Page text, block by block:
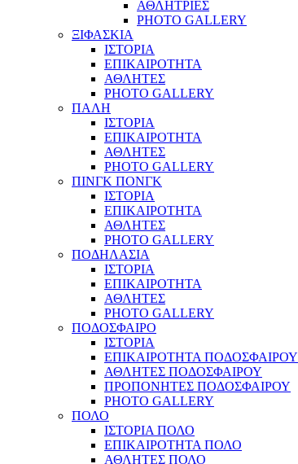
ΑΘΛΗΤΡΙΕΣ
PHOTO GALLERY
ΞΙΦΑΣΚΙΑ
ΙΣΤΟΡΙΑ
ΕΠΙΚΑΙΡΟΤΗΤΑ
ΑΘΛΗΤΕΣ
PHOTO GALLERY
ΠΑΛΗ
ΙΣΤΟΡΙΑ
ΕΠΙΚΑΙΡΟΤΗΤΑ
ΑΘΛΗΤΕΣ
PHOTO GALLERY
ΠΙΝΓΚ ΠΟΝΓΚ
ΙΣΤΟΡΙΑ
ΕΠΙΚΑΙΡΟΤΗΤΑ
ΑΘΛΗΤΕΣ
PHOTO GALLERY
ΠΟΔΗΛΑΣΙΑ
ΙΣΤΟΡΙΑ
ΕΠΙΚΑΙΡΟΤΗΤΑ
ΑΘΛΗΤΕΣ
PHOTO GALLERY
ΠΟΔΟΣΦΑΙΡΟ
ΙΣΤΟΡΙΑ
ΕΠΙΚΑΙΡΟΤΗΤΑ ΠΟΔΟΣΦΑΙΡΟΥ
ΑΘΛΗΤΕΣ ΠΟΔΟΣΦΑΙΡΟΥ
ΠΡΟΠΟΝΗΤΕΣ ΠΟΔΟΣΦΑΙΡΟΥ
PHOTO GALLERY
ΠΟΛΟ
ΙΣΤΟΡΙΑ ΠΟΛΟ
ΕΠΙΚΑΙΡΟΤΗΤΑ ΠΟΛΟ
ΑΘΛΗΤΕΣ ΠΟΛΟ